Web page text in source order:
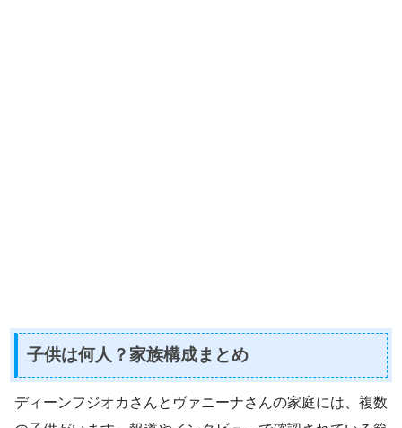
子供は何人？家族構成まとめ
ディーンフジオカさんとヴァニーナさんの家庭には、複数